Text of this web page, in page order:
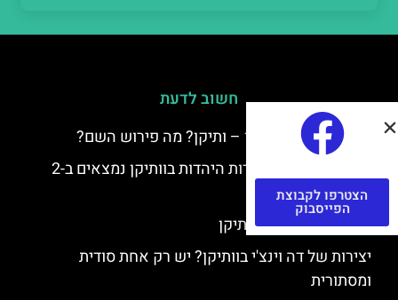
חשוב לדעת
למה קוראים לוותיקן – ותיקן? מה פירוש השם?
כתב יד ותיקן – אוצרות היהדות בוותיקן נמצאים ב-2
כתבי יד עתיקים
יצירות של רפאל בוותיקן
יצירות של דה וינצ'י בוותיקן? יש רק אחת סודית
ומסתורית
הצטרפו לקבוצת
הפייסבוק